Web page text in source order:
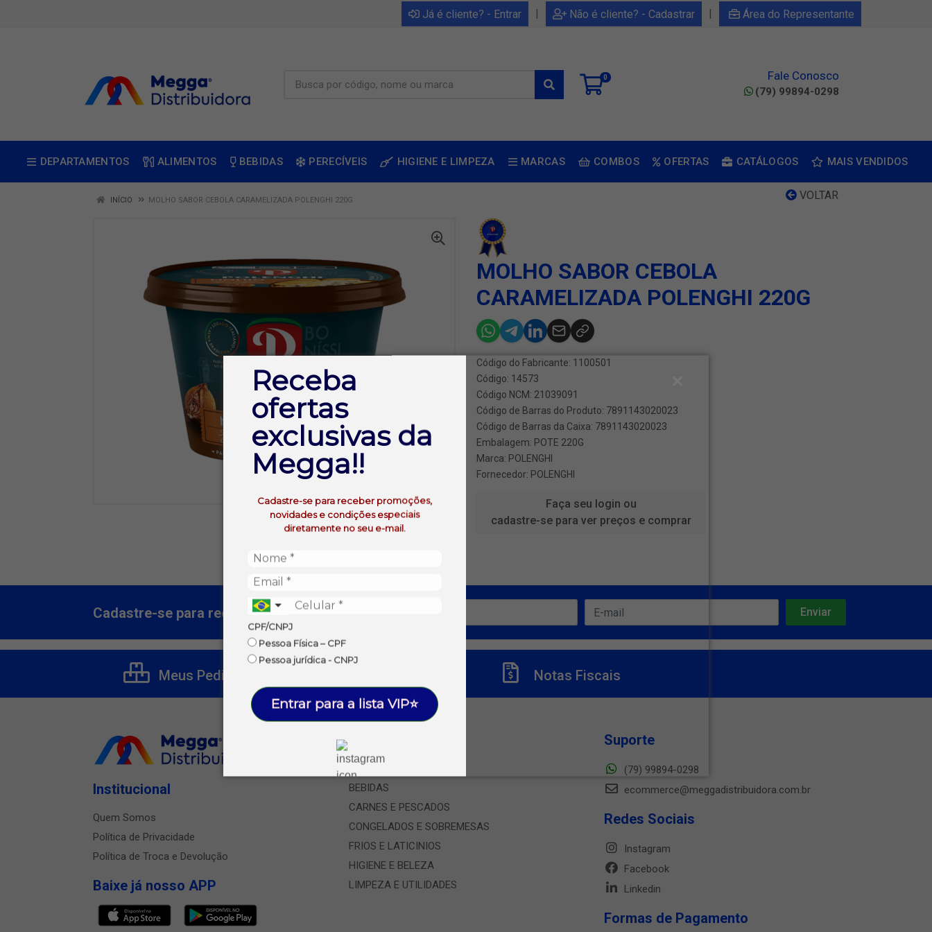
Receba
ofertas
exclusivas da
Megga!!
Cadastre-se para receber promoções,
novidades e condições especiais
diretamente no seu e-mail.
CPF/CNPJ
Pessoa Física – CPF
Pessoa jurídica - CNPJ
Entrar para a lista VIP⭐
Já é cliente? - Entrar | Não é cliente? - Cadastrar | Área do Representante
0 Fale Conosco
(79) 99894-0298
DEPARTAMENTOS ALIMENTOS BEBIDAS PERECÍVEIS HIGIENE E LIMPEZA MARCAS COMBOS OFERTAS CATÁLOGOS MAIS VENDIDOS
VOLTAR
INÍCIO MOLHO SABOR CEBOLA CARAMELIZADA POLENGHI 220G
MOLHO SABOR CEBOLA
CARAMELIZADA POLENGHI 220G
Código do Fabricante: 1100501
Código: 14573
Código NCM: 21039091
Código de Barras do Produto: 7891143020023
Código de Barras da Caixa: 7891143020023
Embalagem: POTE 220G
Marca: POLENGHI
Fornecedor: POLENGHI
Faça seu login ou
cadastre-se para ver preços e comprar
Cadastre-se para receber nossas ofertas!
Meus Pedidos Notas Fiscais
Institucional
Quem Somos
Política de Privacidade
Política de Troca e Devolução
Baixe já nosso APP
ALIMENTOS
BEBIDAS
CARNES E PESCADOS
CONGELADOS E SOBREMESAS
FRIOS E LATICINIOS
HIGIENE E BELEZA
LIMPEZA E UTILIDADES
Suporte
(79) 99894-0298
ecommerce@meggadistribuidora.com.br
Redes Sociais
Instagram
Facebook
Linkedin
Formas de Pagamento